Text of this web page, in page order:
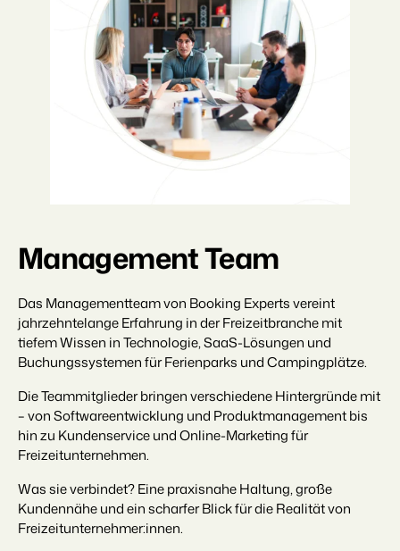
Management Team
Das Managementteam von Booking Experts vereint
jahrzehntelange Erfahrung in der Freizeitbranche mit
tiefem Wissen in Technologie, SaaS-Lösungen und
Buchungssystemen für Ferienparks und Campingplätze.
Die Teammitglieder bringen verschiedene Hintergründe mit
– von Softwareentwicklung und Produktmanagement bis
hin zu Kundenservice und Online-Marketing für
Freizeitunternehmen.
Was sie verbindet? Eine praxisnahe Haltung, große
Kundennähe und ein scharfer Blick für die Realität von
Freizeitunternehmer:innen.